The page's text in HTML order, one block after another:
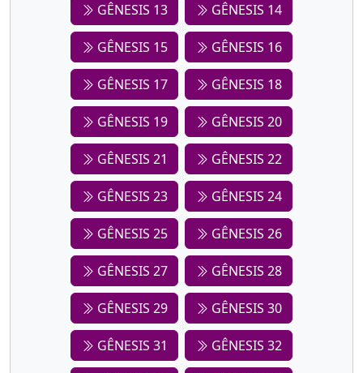
GÊNESIS 13 GÊNESIS 14
GÊNESIS 15 GÊNESIS 16
GÊNESIS 17 GÊNESIS 18
GÊNESIS 19 GÊNESIS 20
GÊNESIS 21 GÊNESIS 22
GÊNESIS 23 GÊNESIS 24
GÊNESIS 25 GÊNESIS 26
GÊNESIS 27 GÊNESIS 28
GÊNESIS 29 GÊNESIS 30
GÊNESIS 31 GÊNESIS 32